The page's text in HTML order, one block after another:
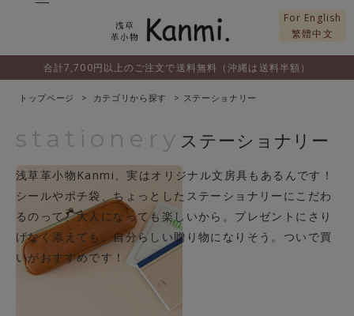
For English
繁體中文
合計7,700円以上のご注文で送料無料（沖縄は送料半額）
トップページ カテゴリから探す ステーショナリー
stationery ステーショナリー
浅草革小物Kanmi、実はオリジナル文房具もあるんです！
シールやポチ袋、ちょっとしたステーショナリーにこだわ
るのって、大人になっても楽しいから。プレゼントにさり
げなく添えても、自分らしい贈り物になりそう。ついで買
いがおすすめです！